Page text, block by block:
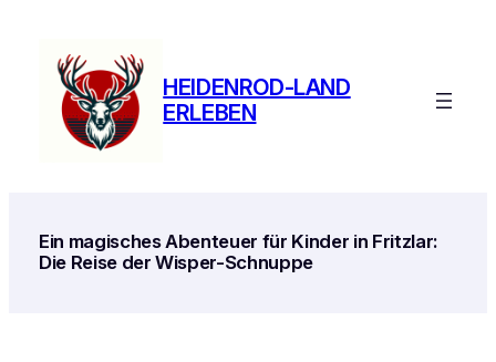
springen
HEIDENROD-LAND
ERLEBEN
Ein magisches Abenteuer für Kinder in Fritzlar:
Die Reise der Wisper-Schnuppe